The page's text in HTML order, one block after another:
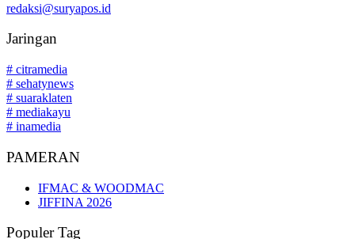
redaksi@suryapos.id
Jaringan
# citramedia
# sehatynews
# suaraklaten
# mediakayu
# inamedia
PAMERAN
IFMAC & WOODMAC
JIFFINA 2026
Populer Tag